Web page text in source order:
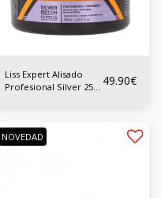
Liss Expert Alisado
Profesional Silver 250
49.90€
NOVEDAD